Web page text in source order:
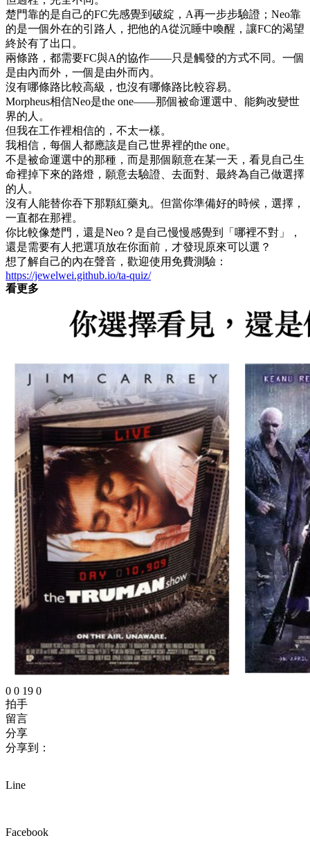
楚門靠的是自己的FC先感覺到破綻，A再一步步驗證；Neo靠
的是一個外在的引路人，把他的A從沉睡中喚醒，讓FC的渴望
終於有了出口。
兩條路，都需要FC與A的協作——只是觸發的方式不同。一個
是由內而外，一個是由外而內。
沒有哪條路比較高級，也沒有哪條路比較容易。
Morpheus相信Neo是the one——那個被命運選中、能夠改變世
界的人。
但我在工作裡相信的，不太一樣。
我相信，每個人都應該是自己世界裡的the one。
不是被命運選中的那種，而是那個願意在某一天，看見自己生
命裡掉下來的路燈，願意去驗證、去面對、最終為自己做選擇
的人。
沒有人能替你吞下那顆紅藥丸。但當你準備好的時候，選擇，
一直都在那裡。
你比較像楚門，還是Neo？是自己慢慢感覺到「哪裡不對」，
還是需要有人把選項放在你面前，才發現原來可以選？
想了解自己的內在聲音，歡迎使用免費測驗：
https://jewelwei.github.io/ta-quiz/
看更多
0 0 19 0
拍手
留言
分享
分享到：
Line
Facebook